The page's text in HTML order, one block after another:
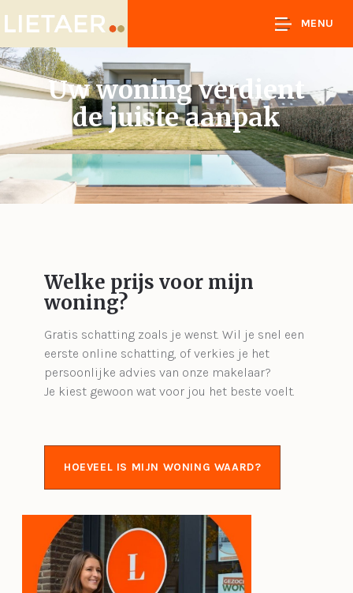
MENU
Uw woning verdient
de juiste aanpak
Welke prijs voor mijn
woning?
Gratis schatting zoals je wenst. Wil je snel een
eerste online schatting, of verkies je het
persoonlijke advies van onze makelaar?
Je kiest gewoon wat voor jou het beste voelt.
HOEVEEL IS MIJN WONING WAARD?